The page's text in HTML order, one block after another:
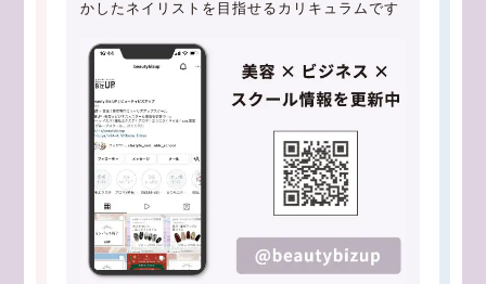
かしたネイリストを目指せるカリキュラムです